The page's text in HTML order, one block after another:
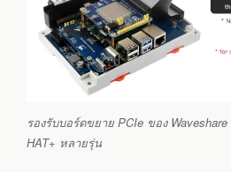
รองรับบอร์ดขยาย PCIe ของ Waveshare
HAT+ หลายรุ่น